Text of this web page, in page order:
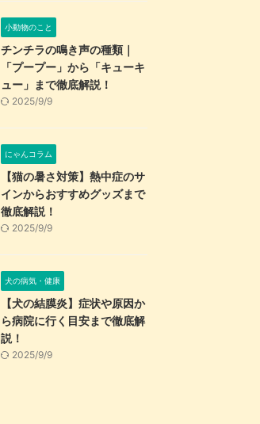
小動物のこと
チンチラの鳴き声の種類｜
「プープー」から「キューキ
ュー」まで徹底解説！
2025/9/9
にゃんコラム
【猫の暑さ対策】熱中症のサ
インからおすすめグッズまで
徹底解説！
2025/9/9
犬の病気・健康
【犬の結膜炎】症状や原因か
ら病院に行く目安まで徹底解
説！
2025/9/9